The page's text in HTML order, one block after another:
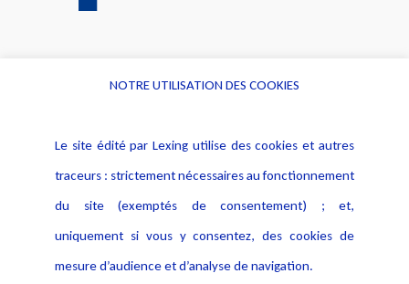
Alerte professionnelle
Déclaration d'accessibilité
Notice Légale
Politique de protection des
données
Publications
NOTRE UTILISATION DES COOKIES
Le site édité par Lexing utilise des cookies et autres
traceurs : strictement nécessaires au fonctionnement
du site (exemptés de consentement) ; et,
uniquement si vous y consentez, des cookies de
mesure d’audience et d’analyse de navigation.